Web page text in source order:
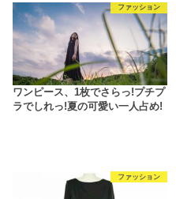
ファッション
ワンピース、1枚でさらっ!プチプ
ラでしれっ!夏の可愛い一人占め!
ファッション